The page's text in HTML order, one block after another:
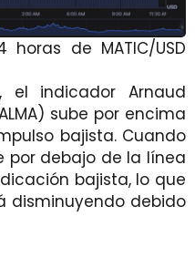
de MATIC/USD
el indicador Arnaud
sube por encima
bajista. Cuando
por debajo de la línea
bajista, lo que
disminuyendo debido